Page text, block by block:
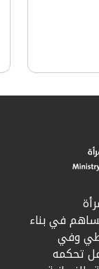
في بناء
وفي
تحكمه